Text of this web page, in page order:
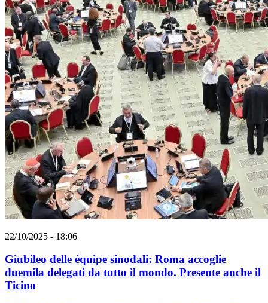
22/10/2025 - 18:06
Giubileo delle équipe sinodali: Roma accoglie
duemila delegati da tutto il mondo. Presente anche il
Ticino